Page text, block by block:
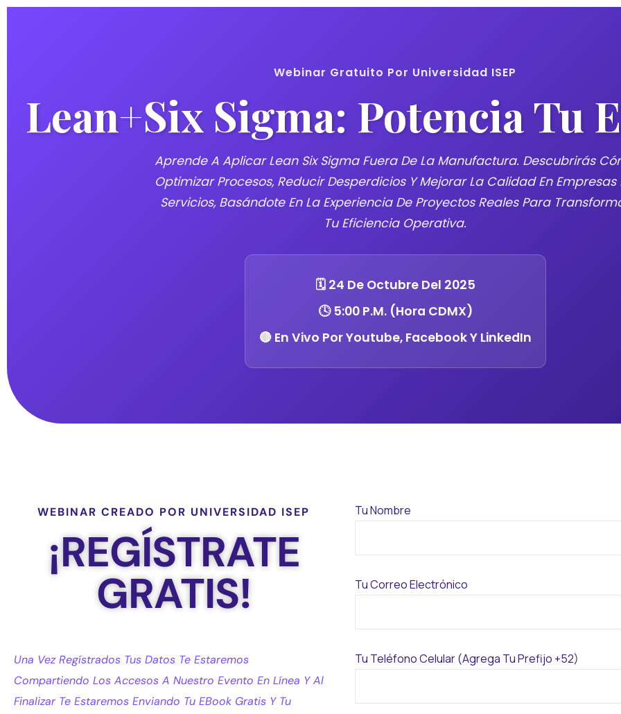
Webinar Gratuito Por Universidad ISEP
Lean+Six Sigma: Potencia Tu
Aprende A Aplicar Lean Six Sigma Fuera De La Manufactura. Descubrirás
Optimizar Procesos, Reducir Desperdicios Y Mejorar La Calidad En Empresas
Servicios, Basándote En La Experiencia De Proyectos Reales Para
Tu Eficiencia Operativa.
🗓️ 24 De Octubre Del 2025
🕓 5:00 P.m. (Hora CDMX)
🔴 En Vivo Por Youtube, Facebook Y LinkedIn
WEBINAR CREADO POR UNIVERSIDAD ISEP
¡REGÍSTRATE
GRATIS!
Una Vez Regístrados Tus Datos Te Estaremos
Compartiendo Los Accesos A Nuestro Evento En Línea Y Al
Finalizar Te Estaremos Enviando Tu EBook Gratis Y Tu
Tu Nombre
Tu Correo Electrónico
Tu Teléfono Celular (agrega Tu Prefijo +52)